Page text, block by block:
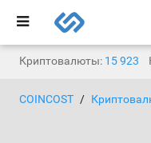
Криптовалюты: 15 923
COINCOST